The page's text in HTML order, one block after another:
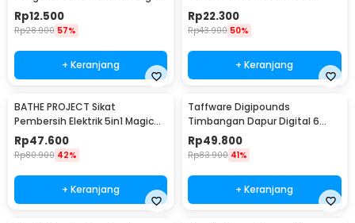
Daging Kopi Susu - TP101
Rp12.500
Rp28.900 57%
+ Keranjang
Resistant Gloves - 540F
Rp22.300
Rp43.900 50%
+ Keranjang
BATHE PROJECT Sikat
Pembersih Elektrik 5in1 Magic
Brush Rechargeable - WQ8110
Rp47.600
Rp80.900 42%
+ Keranjang
Taffware Digipounds
Timbangan Dapur Digital 6
Satuan 1kg 0.1g - i2000
Rp49.800
Rp83.900 41%
+ Keranjang